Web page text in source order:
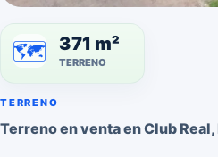
🗺️ 371 m²
TERRENO
TERRENO
Terreno en venta en Club